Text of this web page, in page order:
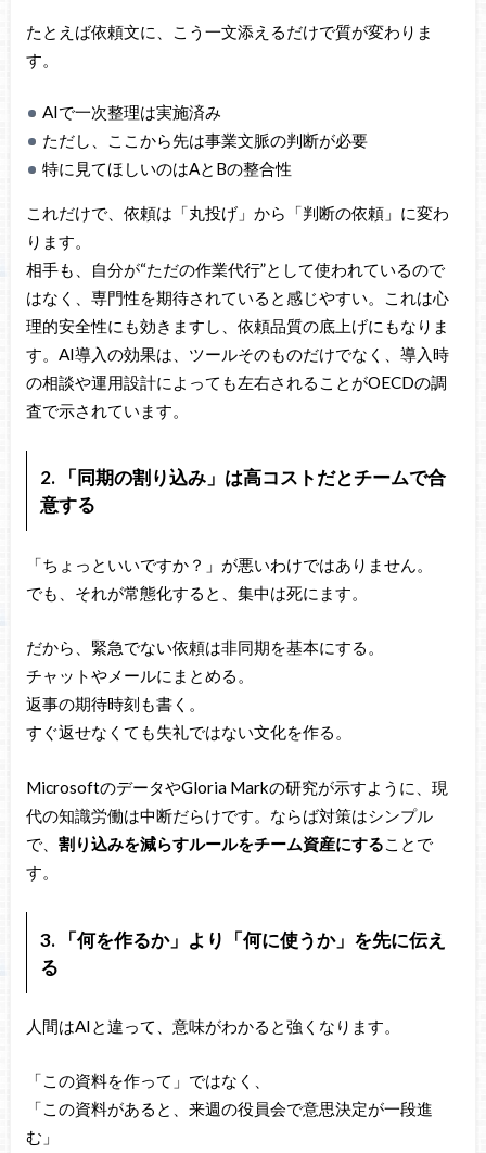
たとえば依頼文に、こう一文添えるだけで質が変わりま
す。
AIで一次整理は実施済み
ただし、ここから先は事業文脈の判断が必要
特に見てほしいのはAとBの整合性
これだけで、依頼は「丸投げ」から「判断の依頼」に変わ
ります。
相手も、自分が“ただの作業代行”として使われているので
はなく、専門性を期待されていると感じやすい。これは心
理的安全性にも効きますし、依頼品質の底上げにもなりま
す。AI導入の効果は、ツールそのものだけでなく、導入時
の相談や運用設計によっても左右されることがOECDの調
査で示されています。
2. 「同期の割り込み」は高コストだとチームで合
意する
「ちょっといいですか？」が悪いわけではありません。
でも、それが常態化すると、集中は死にます。
だから、緊急でない依頼は非同期を基本にする。
チャットやメールにまとめる。
返事の期待時刻も書く。
すぐ返せなくても失礼ではない文化を作る。
MicrosoftのデータやGloria Markの研究が示すように、現
代の知識労働は中断だらけです。ならば対策はシンプル
で、 割り込みを減らすルールをチーム資産にすることで
す。
3. 「何を作るか」より「何に使うか」を先に伝え
る
人間はAIと違って、意味がわかると強くなります。
「この資料を作って」ではなく、
「この資料があると、来週の役員会で意思決定が一段進
む」